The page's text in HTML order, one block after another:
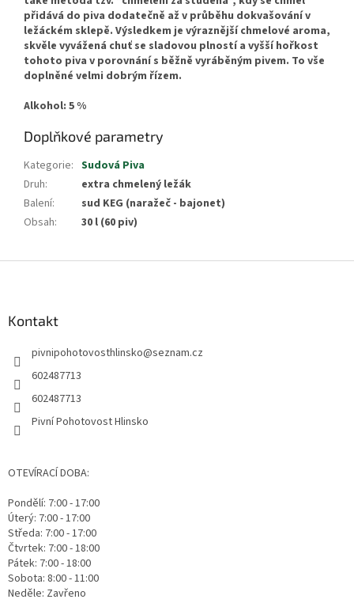
přidává do piva dodatečně až v průběhu dokvašování v
ležáckém sklepě. Výsledkem je výraznější chmelové aroma,
skvěle vyvážená chuť se sladovou plností a vyšší hořkost
tohoto piva v porovnání s běžně vyráběným pivem. To vše
doplněné velmi dobrým řízem.
Alkohol: 5 %
Doplňkové parametry
Kategorie: Sudová Piva
Druh:
extra chmelený ležák
Balení:
sud KEG (naražeč - bajonet)
Obsah: 30 l (60 piv)
Kontakt
pivnipohotovosthlinsko@seznam.cz
602487713
602487713
Pivní Pohotovost Hlinsko
OTEVÍRACÍ DOBA:
Pondělí: 7:00 - 17:00
Úterý: 7:00 - 17:00
Středa: 7:00 - 17:00
Čtvrtek: 7:00 - 18:00
Pátek: 7:00 - 18:00
Sobota: 8:00 - 11:00
Neděle: Zavřeno